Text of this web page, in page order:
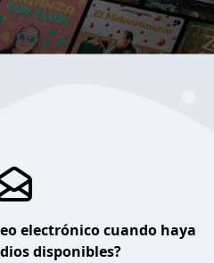
electrónico cuando haya
disponibles?